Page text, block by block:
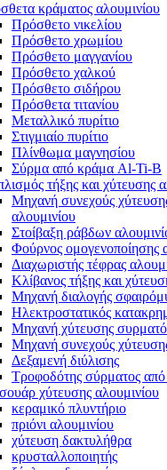
κράματος αλουμινίου
Πρόσθετο νικελίου
Πρόσθετο χρωμίου
Πρόσθετο μαγγανίου
Πρόσθετο χαλκού
Πρόσθετο σιδήρου
Πρόσθετα τιτανίου
Μεταλλικό πυρίτιο
Στιγμιαίο πυρίτιο
Πλίνθωμα μαγνησίου
Σύρμα από κράμα Al-Ti-B
τήξης και χύτευσης
Μηχανή συνεχούς
αλουμινίου
Στοίβαξη ράβδων
Φούρνος ομογενοποίησης
Διαχωριστής τέφρας
Κλίβανος τήξης και
Μηχανή διαλογής
Ηλεκτροστατικός
Μηχανή χύτευσης
Μηχανή συνεχούς
Δεξαμενή διύλισης
Τροφοδότης σύρματος από
χύτευσης αλουμινίου
κεραμικό πλυντήριο
πριόνι αλουμινίου
χύτευση δακτυλήθρα
κρυσταλλοποιητής